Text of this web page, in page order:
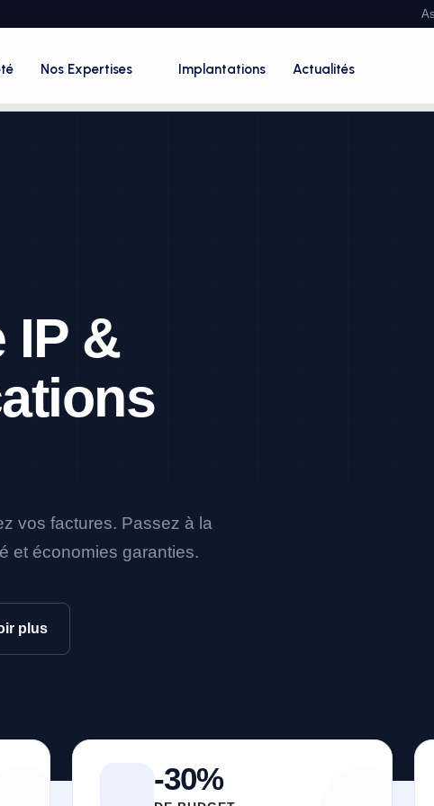
Nos Expertises Implantations Actualités
IP &
vos factures. Passez à la
et économies garanties.
plus
-30%